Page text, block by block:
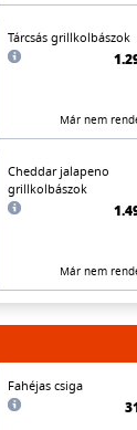
Tárcsás grillkolbászok
Már nem
Cheddar jalapeno
grillkolbászok
Már nem
Fahéjas csiga